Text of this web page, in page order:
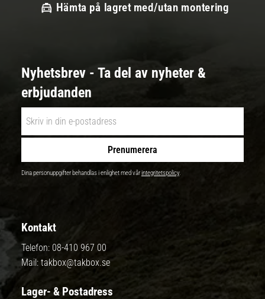
Hämta på lagret med/utan montering
Nyhetsbrev - Ta del av nyheter &
erbjudanden
Prenumerera
Dina personuppgifter behandlas i enlighet med vårintegritetspolicy.
Kontakt
Telefon: 08-410 967 00
Mail: takbox@takbox.se
Lager- & Postadress